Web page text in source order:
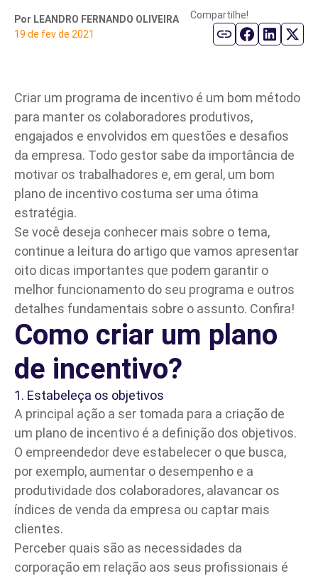
Parceiro de Vendas
Trabalhe Conosco
Por LEANDRO FERNANDO OLIVEIRA
19 de fev de 2021
Compartilhe!
Criar um programa de incentivo é um bom método
para manter os colaboradores produtivos,
engajados e envolvidos em questões e desafios
da empresa. Todo gestor sabe da importância de
motivar os trabalhadores e, em geral, um bom
plano de incentivo costuma ser uma ótima
estratégia.
Se você deseja conhecer mais sobre o tema,
continue a leitura do artigo que vamos apresentar
oito dicas importantes que podem garantir o
melhor funcionamento do seu programa e outros
detalhes fundamentais sobre o assunto. Confira!
Como criar um plano
de incentivo?
1. Estabeleça os objetivos
A principal ação a ser tomada para a criação de
um plano de incentivo é a definição dos objetivos.
O empreendedor deve estabelecer o que busca,
por exemplo, aumentar o desempenho e a
produtividade dos colaboradores, alavancar os
índices de venda da empresa ou captar mais
clientes.
Perceber quais são as necessidades da
corporação em relação aos seus profissionais é